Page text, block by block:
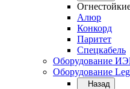
Алюр
Конкорд
Паритет
Спецкабель
Оборудование
Оборудование
Назад